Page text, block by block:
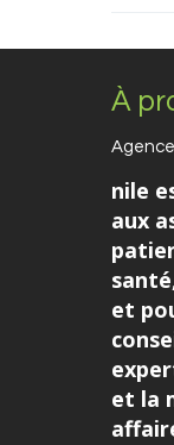
À
nile
aux
et
et la